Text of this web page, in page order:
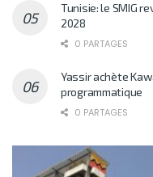
Tunisie: le SMIG
2028
0 PARTAGES
Yassir achète
programmatique
0 PARTAGES